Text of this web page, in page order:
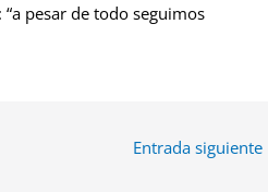
pesar de todo seguimos
Entrada siguiente